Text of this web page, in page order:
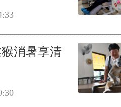
消暑享清